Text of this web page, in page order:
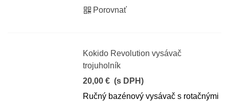
Porovnať
Kokido Revolution vysávač
trojuholník
20,00 € (s DPH)
Ručný bazénový vysávač s rotačnými